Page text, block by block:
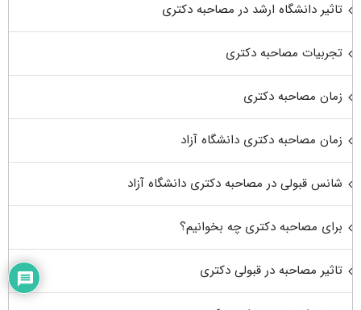
تاثیر دانشگاه ارشد در مصاحبه دکتری
تجربیات مصاحبه دکتری
زمان مصاحبه دکتری
زمان مصاحبه دکتری دانشگاه آزاد
شانس قبولی در مصاحبه دکتری دانشگاه آزاد
برای مصاحبه دکتری چه بخوانیم؟
تاثیر مصاحبه در قبولی دکتری